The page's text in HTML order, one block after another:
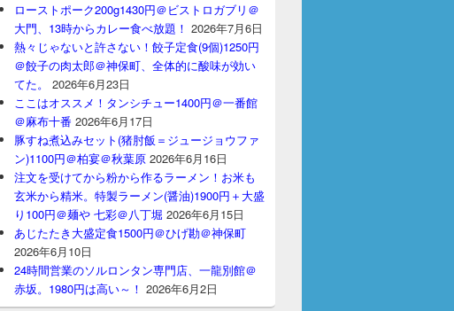
ローストポーク200g1430円＠ビストロガブリ＠
大門、13時からカレー食べ放題！ 2026年7月6日
熱々じゃないと許さない！餃子定食(9個)1250円
＠餃子の肉太郎＠神保町、全体的に酸味が効い
てた。
2026年6月23日
ここはオススメ！タンシチュー1400円＠一番館
＠麻布十番 2026年6月17日
豚すね煮込みセット(猪肘飯＝ジュージョウファ
ン)1100円＠柏宴＠秋葉原 2026年6月16日
注文を受けてから粉から作るラーメン！お米も
玄米から精米。特製ラーメン(醤油)1900円＋大盛
り100円＠麺や 七彩＠八丁堀 2026年6月15日
あじたたき大盛定食1500円＠ひげ勘＠神保町
2026年6月10日
24時間営業のソルロンタン専門店、一龍別館＠
赤坂。1980円は高い～！ 2026年6月2日